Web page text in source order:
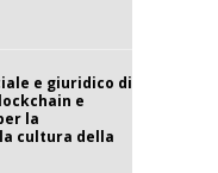
e giuridico di
e
la
cultura della